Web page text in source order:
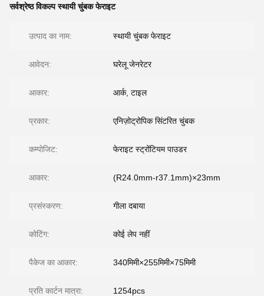
सर्वश्रेष्ठ विकल्प स्थायी चुंबक फेराइट
उत्पाद का नाम: स्थायी चुंबक फेराइट
आवेदन: घरेलू जेनरेटर
आकार: आर्क, टाइल
प्रकार: एनिज़ोट्रोपिक सिंटरित चुंबक
कम्पोजिट: फेराइट स्ट्रोंटियम पाउडर
आकार: (R24.0mm-r37.1mm)×23mm
प्रसंस्करण: गीला दबाया
कोटिंग: कोई लेप नहीं
पैकेज का आकार: 340मिमी×255मिमी×75मिमी
प्रति कार्टन मात्रा: 1254pcs